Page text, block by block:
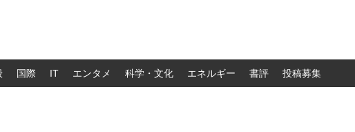
国際 IT エンタメ 科学・文化 エネルギー 書評 投稿募集